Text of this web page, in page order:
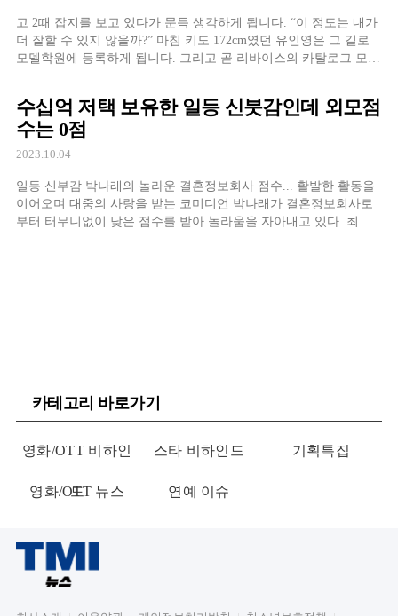
고 2때 잡지를 보고 있다가 문득 생각하게 됩니다. “이 정도는 내가
더 잘할 수 있지 않을까?” 마침 키도 172cm였던 유인영은 그 길로
모델학원에 등록하게 됩니다. 그리고 곧 리바이스의 카탈로그 모델
기억하는 캐릭터는 ‘별에서
수십억 저택 보유한 일등 신붓감인데 외모점
수는 0점
2023.10.04
일등 신부감 박나래의 놀라운 결혼정보회사 점수... 활발한 활동을
이어오며 대중의 사랑을 받는 코미디언 박나래가 결혼정보회사로
부터 터무니없이 낮은 점수를 받아 놀라움을 자아내고 있다. 최근
카테고리 바로가기
영화/OTT 비하인
드
스타 비하인드 기획특집
영화/OTT 뉴스 연예 이슈